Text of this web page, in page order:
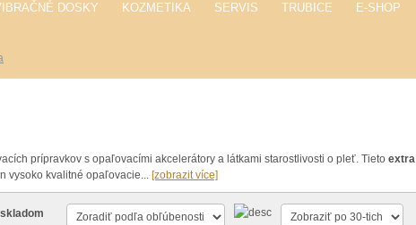
DOSKY KOZMETIKA SERVIS TRUBICE E-SHOP
prípravkov s opaľovacími akcelerátory a látkami starostlivosti o pleť. Tieto extra
vysoko kvalitné opaľovacie... [zobrazit více]